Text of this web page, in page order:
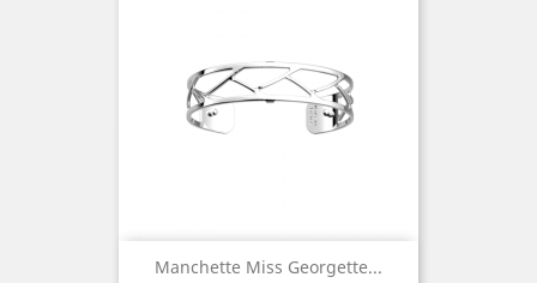
Manchette Miss Georgette...